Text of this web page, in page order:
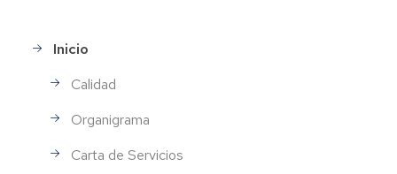
Menu
lateral
Inicio
Calidad
Organigrama
Carta de Servicios